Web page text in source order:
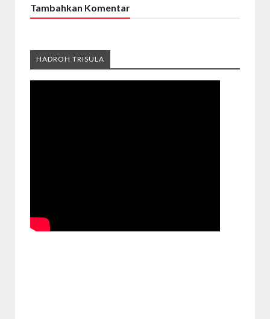
Tambahkan Komentar
HADROH TRISULA